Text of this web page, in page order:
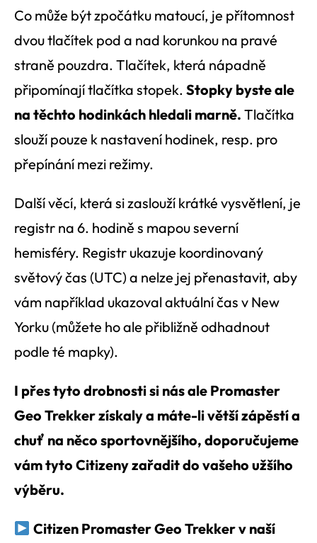
Co může být zpočátku matoucí, je přítomnost
dvou tlačítek pod a nad korunkou na pravé
straně pouzdra. Tlačítek, která nápadně
připomínají tlačítka stopek. Stopky byste ale
na těchto hodinkách hledali marně. Tlačítka
slouží pouze k nastavení hodinek, resp. pro
přepínání mezi režimy.
Další věcí, která si zaslouží krátké vysvětlení, je
registr na 6. hodině s mapou severní
hemisféry. Registr ukazuje koordinovaný
světový čas (UTC) a nelze jej přenastavit, aby
vám například ukazoval aktuální čas v New
Yorku (můžete ho ale přibližně odhadnout
podle té mapky).
I přes tyto drobnosti si nás ale Promaster
Geo Trekker získaly a máte-li větší zápěstí a
chuť na něco sportovnějšího, doporučujeme
vám tyto Citizeny zařadit do vašeho užšího
výběru.
Citizen Promaster Geo Trekker v naší